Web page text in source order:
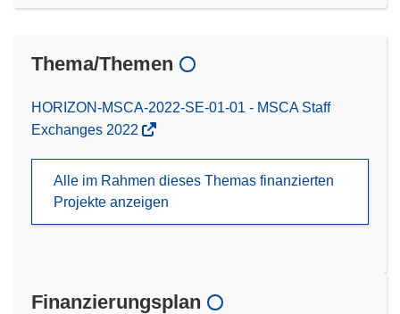
Thema/Themen
HORIZON-MSCA-2022-SE-01-01 - MSCA Staff
Exchanges 2022
Alle im Rahmen dieses Themas finanzierten
Projekte anzeigen
Finanzierungsplan